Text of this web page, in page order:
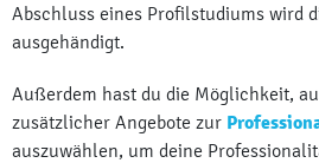
Abschluss eines Profilstudiums wird
ausgehändigt.
Außerdem hast du die Möglichkeit,
zusätzlicher Angebote zur
auszuwählen, um deine